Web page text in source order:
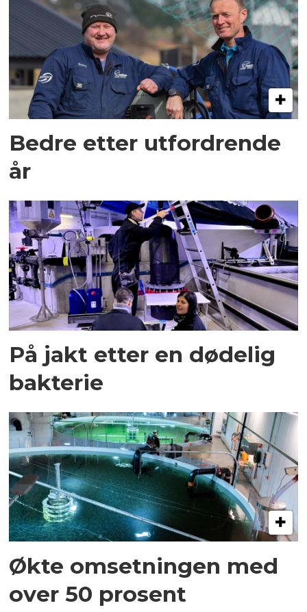
Bedre etter utfordrende
år
På jakt etter en dødelig
bakterie
Økte omsetningen med
over 50 prosent